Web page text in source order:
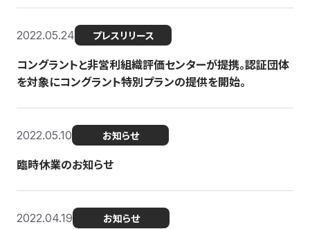
2022.05.24 プレスリリース
コングラントと非営利組織評価センターが提携。認証団体
を対象にコングラント特別プランの提供を開始。
2022.05.10 お知らせ
臨時休業のお知らせ
2022.04.19 お知らせ